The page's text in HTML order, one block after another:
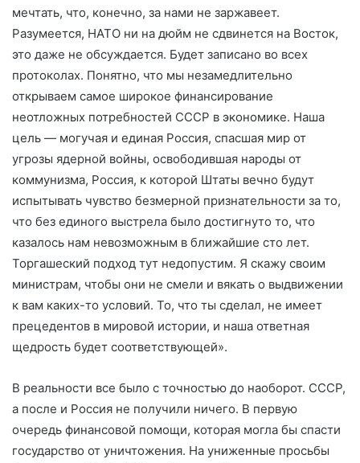
мечтать, что, конечно, за нами не заржавеет.
Разумеется, НАТО ни на дюйм не сдвинется на Восток,
это даже не обсуждается. Будет записано во всех
протоколах. Понятно, что мы незамедлительно
открываем самое широкое финансирование
неотложных потребностей СССР в экономике. Наша
цель — могучая и единая Россия, спасшая мир от
угрозы ядерной войны, освободившая народы от
коммунизма, Россия, к которой Штаты вечно будут
испытывать чувство безмерной признательности за то,
что без единого выстрела было достигнуто то, что
казалось нам невозможным в ближайшие сто лет.
Торгашеский подход тут недопустим. Я скажу своим
министрам, чтобы они не смели и вякать о выдвижении
к вам каких-то условий. То, что ты сделал, не имеет
прецедентов в мировой истории, и наша ответная
щедрость будет соответствующей».
В реальности все было с точностью до наоборот. СССР,
а после и Россия не получили ничего. В первую
очередь финансовой помощи, которая могла бы спасти
государство от уничтожения. На униженные просьбы